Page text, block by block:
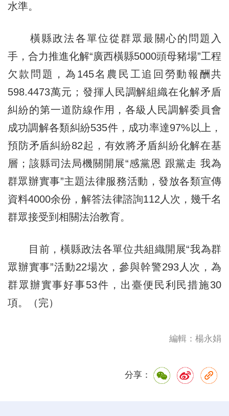
水準。
橫縣政法各單位從群眾最關心的問題入
手，合力推進化解“廣西橫縣5000頭母豬場”工程
欠款問題，為145名農民工追回勞動報酬共
598.4473萬元；發揮人民調解組織在化解矛盾
糾紛的第一道防線作用，各級人民調解委員會
成功調解各類糾紛535件，成功率達97%以上，
預防矛盾糾紛82起，有效將矛盾糾紛化解在基
層；該縣司法局機關開展“感黨恩 跟黨走 我為
群眾辦實事”主題法律服務活動，發放各類宣傳
資料4000余份，解答法律諮詢112人次，幾千名
群眾接受到相關法治教育。
目前，橫縣政法各單位共組織開展“我為群
眾辦實事”活動22場次，參與幹警293人次，為
群眾辦實事好事53件，出臺便民利民措施30
項。（完）
編輯：楊永娟
分享：